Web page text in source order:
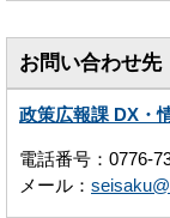
お問い合わせ先
政策広報課 DX・
電話番号：0776-
メール：